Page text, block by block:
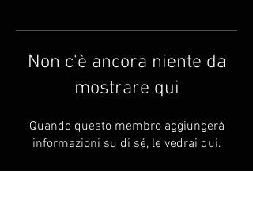
Non c'è ancora niente da
mostrare qui
Quando questo membro aggiungerà
informazioni su di sé, le vedrai qui.